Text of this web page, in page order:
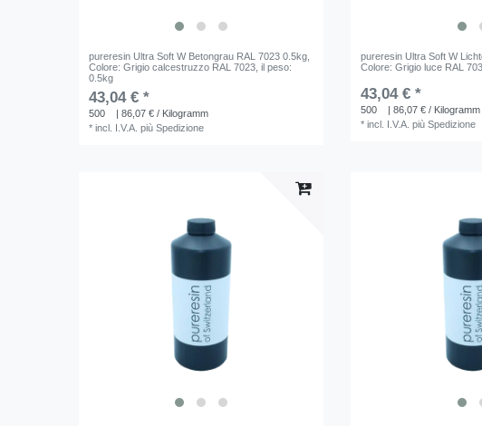
pureresin Ultra Soft W Betongrau RAL 7023 0.5kg
Colore: Grigio calcestruzzo RAL 7023 , il peso:
0.5kg
43,04 € *
500
| 86,07 € / Kilogramm
*incl. I.V.A. piùSpedizione
pureresin Ultra Soft W
Colore: Grigio luce RAL
43,04 € *
500
| 86,07 € / Kilogramm
*incl. I.V.A. piùSpedizione